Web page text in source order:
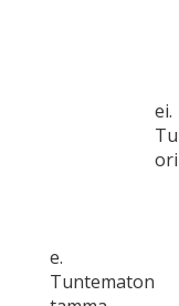
e.
Tuntematon
ei.
ori